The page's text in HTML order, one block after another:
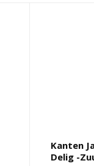
Kanten
Delig -